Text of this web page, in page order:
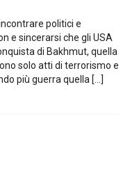
politici e
e sincerarsi che gli USA
di Bakhmut, quella
solo atti di terrorismo e
più guerra quella […]